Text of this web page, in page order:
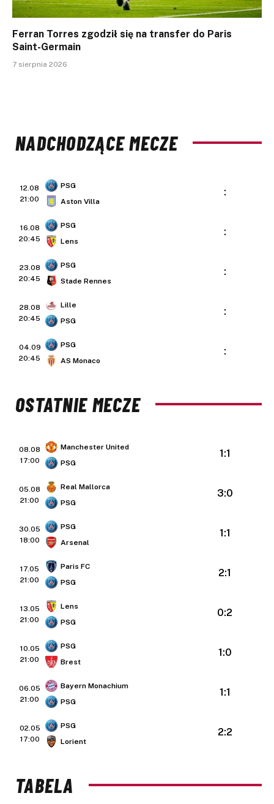
Ferran Torres zgodził się na transfer do Paris
Saint-Germain
7 sierpnia 2026
NADCHODZĄCE MECZE
12.08
21:00
PSG
Aston Villa
:
16.08
20:45
PSG
Lens
:
23.08
20:45
PSG
Stade Rennes
:
28.08
20:45
Lille
PSG
:
04.09
20:45
PSG
AS Monaco
:
OSTATNIE MECZE
08.08
17:00
Manchester United
PSG
1:1
05.08
21:00
Real Mallorca
PSG
3:0
30.05
18:00
PSG
Arsenal
1:1
17.05
21:00
Paris FC
PSG
2:1
13.05
21:00
Lens
PSG
0:2
10.05
21:00
PSG
Brest
1:0
06.05
21:00
Bayern Monachium
PSG
1:1
02.05
17:00
PSG
Lorient
2:2
TABELA